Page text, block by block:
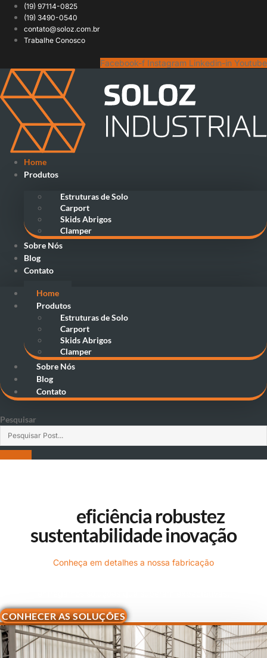
para
conteúdo
(19) 97114-0825
(19) 3490-0540
contato@soloz.com.br
Trabalhe Conosco
Facebook-f Instagram Linkedin-in Youtube
Home
Produtos
Estruturas de Solo
Carport
Skids Abrigos
Clamper
Sobre Nós
Blog
Contato
Home
Produtos
Estruturas de Solo
Carport
Skids Abrigos
Clamper
Sobre Nós
Blog
Contato
Pesquisar
eficiência robustez
sustentabilidadeinovação
Conheça em detalhes a nossa fabricação
CONHECER AS SOLUÇÕES